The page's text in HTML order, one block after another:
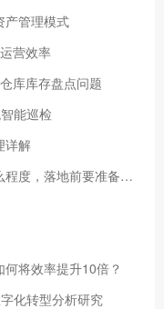
产管理模式
营效率
库库存盘点问题
能巡检
详解
RFID盘点机能把盘点效率提高到什么程度，落地前要准备什么？
将效率提升10倍？
化转型分析研究